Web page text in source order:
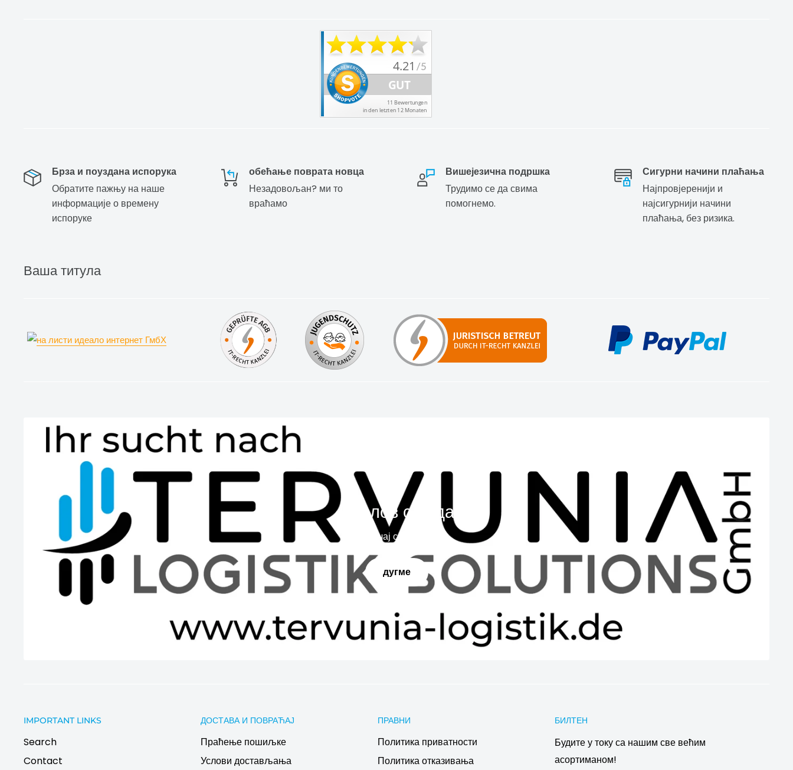
Брза и поуздана испорука
Обратите пажњу на наше
информације о времену
испоруке
обећање поврата новца
Незадовољан? ми то
враћамо
Вишејезична подршка
Трудимо се да свима
помогнемо.
Сигурни начини плаћања
Најпровјеренији и
најсигурнији начини
плаћања, без ризика.
Ваша титула
Наслов слајда
Испричај своју причу
дугме
IMPORTANT LINKS
Search
Contact
ДОСТАВА И ПОВРАЋАЈ
Праћење пошиљке
Услови достављања
ПРАВНИ
Политика приватности
Политика отказивања
БИЛТЕН
Будите у току са нашим све већим
асортиманом!